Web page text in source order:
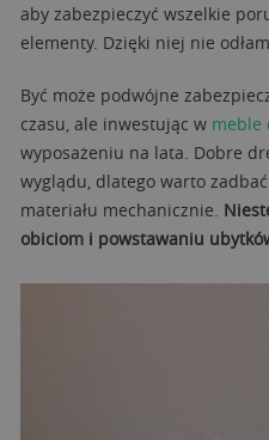
aby zabezpieczyć wszelkie
elementy. Dzięki niej nie
Być może podwójne
czasu, ale inwestując w meble
wyposażeniu na lata. Dobre
wyglądu, dlatego warto
materiału mechanicznie.
obiciom i powstawaniu